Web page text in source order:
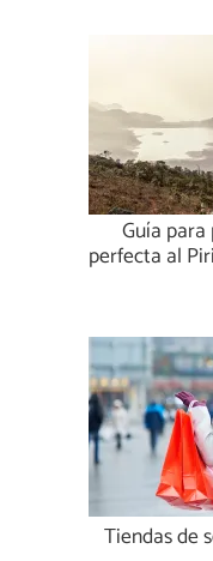
Guía
perfecta al
Tiendas de